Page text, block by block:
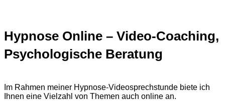
Hypnose Online – Video-Coaching,
Psychologische Beratung
Im Rahmen meiner Hypnose-Videosprechstunde biete ich
Ihnen eine Vielzahl von Themen auch online an.